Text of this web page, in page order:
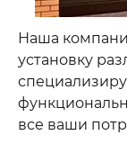
Наша
установку
все ваши